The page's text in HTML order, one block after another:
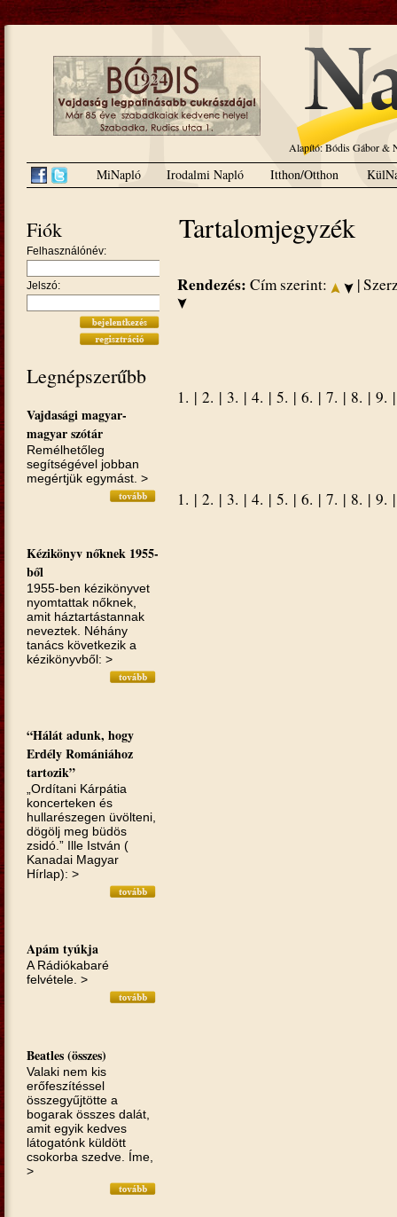
Alapító: Bódis Gábor &
MiNapló Irodalmi Napló Itthon/Otthon
Fiók
Felhasználónév:
Jelszó:
Legnépszerűbb
Vajdasági magyar-
magyar szótár
Remélhetőleg
segítségével jobban
megértjük egymást. >
Kézikönyv nőknek 1955-
ből
1955-ben kézikönyvet
nyomtattak nőknek,
amit háztartástannak
neveztek. Néhány
tanács következik a
kézikönyvből: >
“Hálát adunk, hogy
Erdély Romániához
tartozik”
„Ordítani Kárpátia
koncerteken és
hullarészegen üvölteni,
dögölj meg büdös
zsidó.” Ille István (
Kanadai Magyar
Hírlap): >
Apám tyúkja
A Rádiókabaré
felvétele. >
Beatles (összes)
Valaki nem kis
erőfeszítéssel
összegyűjtötte a
bogarak összes dalát,
amit egyik kedves
látogatónk küldött
csokorba szedve. Íme,
>
Tartalomjegyzék
Rendezés: Cím szerint: |
1. | 2. | 3. | 4. | 5. | 6. | 7. | 8. | 9.
1. | 2. | 3. | 4. | 5. | 6. | 7. | 8. | 9.